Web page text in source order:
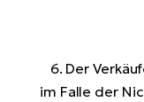
6. Der
im Falle der